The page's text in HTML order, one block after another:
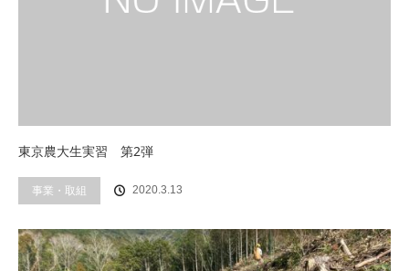
東京農大生実習 第2弾
事業・取組 2020.3.13